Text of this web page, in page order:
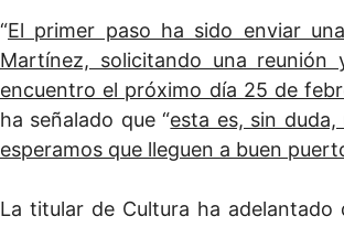
“El primer paso ha sido enviar
Martínez, solicitando una
encuentro el próximo día 25 de
ha señalado que “esta es, sin
esperamos que lleguen a buen
La titular de Cultura ha